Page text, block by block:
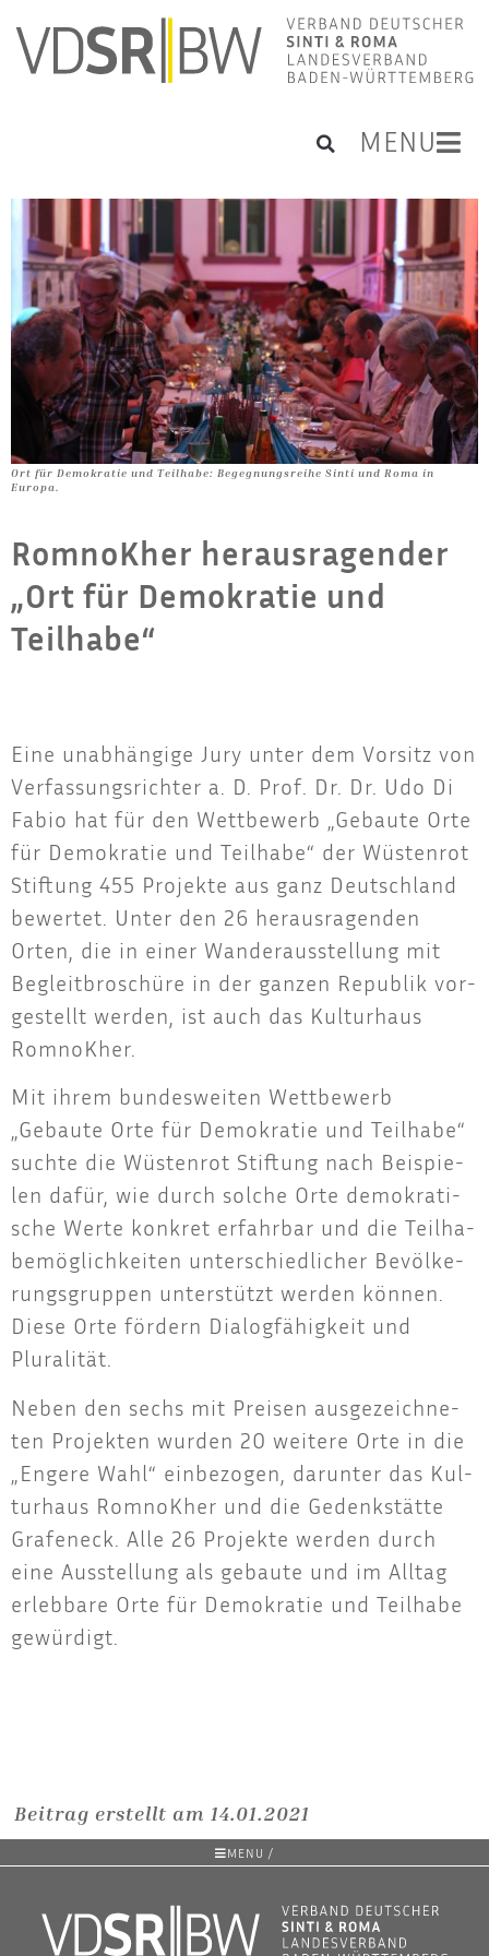
MENU
Ort für Demokratie und Teilhabe: Begegnungsreihe Sinti und Roma in
Europa.
RomnoKher herausragender
„Ort für Demokratie und
Teilhabe“
Eine unab­hän­gi­ge Jury unter dem Vor­sitz von
Ver­fas­sungs­rich­ter a. D. Prof. Dr. Dr. Udo Di
Fabio hat für den Wett­be­werb „Gebau­te Orte
für Demo­kra­tie und Teil­ha­be“ der Wüs­ten­rot
Stif­tung 455 Pro­jek­te aus ganz Deutsch­land
bewer­tet. Unter den 26 her­aus­ra­gen­den
Orten, die in einer Wan­der­aus­stel­lung mit
Begleit­bro­schü­re in der gan­zen Repu­blik vor­
ge­stellt wer­den, ist auch das Kul­tur­haus
RomnoKher.
Mit ihrem bun­des­wei­ten Wett­be­werb
„Gebau­te Orte für Demo­kra­tie und Teil­ha­be“
such­te die Wüs­ten­rot Stif­tung nach Bei­spie­
len dafür, wie durch sol­che Orte demo­kra­ti­
sche Wer­te kon­kret erfahr­bar und die Teil­ha­
be­mög­lich­kei­ten unter­schied­li­cher Bevöl­ke­
rungs­grup­pen unter­stützt wer­den kön­nen.
Die­se Orte för­dern Dia­log­fä­hig­keit und
Pluralität.
Neben den sechs mit Prei­sen aus­ge­zeich­ne­
ten Pro­jek­ten wur­den 20 wei­te­re Orte in die
„Enge­re Wahl“ ein­be­zo­gen, dar­un­ter das Kul­
tur­haus Rom­noK­her und die Gedenk­stät­te
Gra­feneck. Alle 26 Pro­jek­te wer­den durch
eine Aus­stel­lung als gebau­te und im All­tag
erleb­ba­re Orte für Demo­kra­tie und Teil­ha­be
gewürdigt.
Beitrag erstellt am 14.01.2021
MENU /